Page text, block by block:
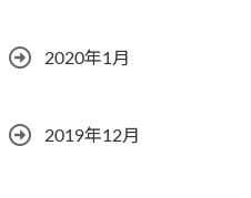
2020年1月
2019年12月